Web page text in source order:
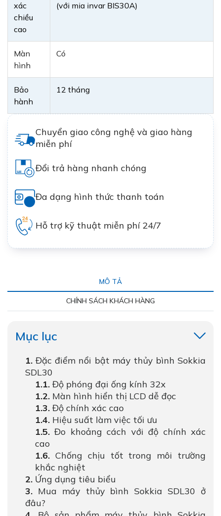
xác
chiều
cao
(với mia invar BIS30A)
Màn
hình
Có
Bảo
hành
12 tháng
Chuyển giao công nghệ và giao hàng
miễn phí
Đổi trả hàng nhanh chóng
Đa dạng hình thức thanh toán
Hỗ trợ kỹ thuật miễn phí 24/7
MÔ TẢ
CHÍNH SÁCH KHÁCH HÀNG
Mục lục
Đặc điểm nổi bật máy thủy bình Sokkia
SDL30
Độ phóng đại ống kính 32x
Màn hình hiển thị LCD dễ đọc
Độ chính xác cao
Hiệu suất làm việc tối ưu
Đo khoảng cách với độ chính xác
cao
Chống chịu tốt trong môi trường
khắc nghiệt
Ứng dụng tiêu biểu
Mua máy thủy bình Sokkia SDL30 ở
đâu?